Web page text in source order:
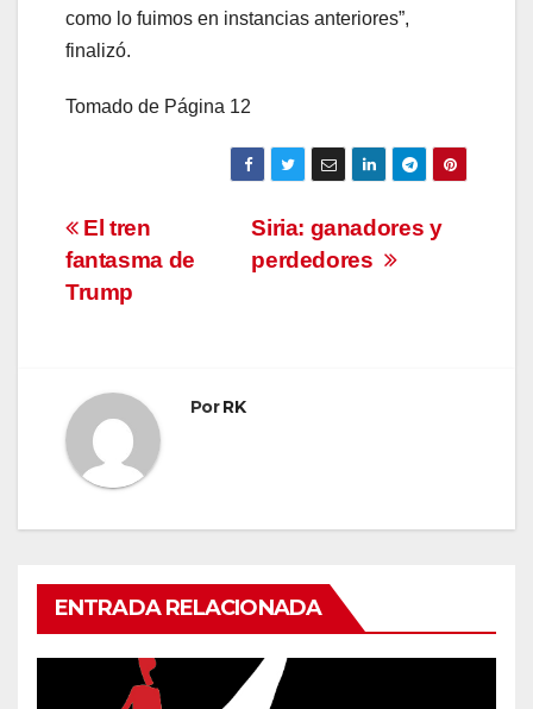
como lo fuimos en instancias anteriores”,
finalizó.
Tomado de Página 12
Navegación
de
entradas
Siria: ganadores y
perdedores
El tren
fantasma de
Trump
PorRK
ENTRADA RELACIONADA